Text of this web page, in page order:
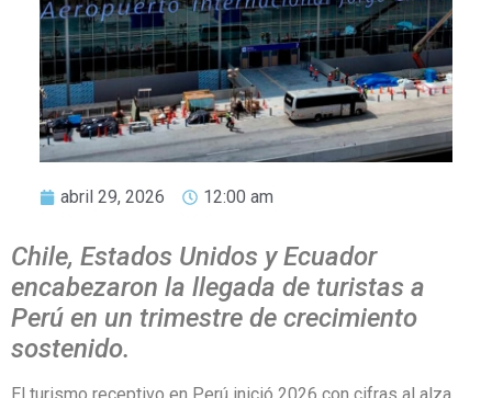
abril 29, 2026 12:00 am
Chile, Estados Unidos y Ecuador
encabezaron la llegada de turistas a
Perú en un trimestre de crecimiento
sostenido.